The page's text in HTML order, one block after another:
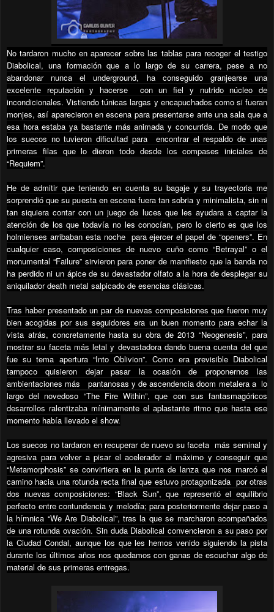
No tardaron mucho en aparecer sobre las tablas para recoger el testigo
Diabolical, una formación que a lo largo de su carrera, pese a no
abandonar nunca el underground, ha conseguido granjearse una
excelente reputación y hacerse
con un fiel y nutrido núcleo de
incondicionales. Vistiendo túnicas largas y encapuchados como si fueran
monjes, así aparecieron en escena para presentarse ante una sala que a
esa hora estaba ya bastante más animada y concurrida. De modo que
los suecos no tuvieron dificultad para
encontrar el respaldo de unas
primeras filas que lo dieron todo desde los compases iniciales de
“Requiem”.
He de admitir que teniendo en cuenta su bagaje y su trayectoria me
sorprendió que su puesta en escena fuera tan sobria y minimalista, sin ni
tan siquiera contar con un juego de luces que les ayudara a captar la
atención de los que todavía no les conocían, pero lo cierto es que los
holmienses arribaban esta noche para ejercer el papel de “openers”. En
cualquier caso, composiciones de nuevo cuño como “Betrayal” o el
monumental “Failure” sirvieron para poner de manifiesto que la banda no
ha perdido ni un ápice de su devastador olfato a la hora de desplegar su
aniquilador death metal salpicado de esencias clásicas.
Tras haber presentado un par de nuevas composiciones que fueron muy
bien acogidas por sus seguidores era un buen momento para echar la
vista atrás, concretamente hasta su obra de 2013 “Neogenesis”, para
mostrar su faceta más letal y devastadora dando buena cuenta del que
fue su tema apertura “Into Oblivion”. Como era previsible Diabolical
tampoco quisieron dejar pasar la ocasión de proponernos las
ambientaciones más
pantanosas y de ascendencia doom metalera a lo
largo del novedoso “The Fire Within”, que con sus fantasmagóricos
desarrollos ralentizaba mínimamente el aplastante ritmo que hasta ese
momento había llevado el show.
Los suecos no tardaron en recuperar de nuevo su faceta más seminal y
agresiva para volver a pisar el acelerador al máximo y conseguir que
“Metamorphosis” se convirtiera en la punta de lanza que nos marcó el
camino hacia una rotunda recta final que estuvo protagonizada por otras
dos nuevas composiciones: “Black Sun”, que representó el equilibrio
perfecto entre contundencia y melodía; para posteriormente dejar paso a
la hímnica “We Are Diabolical”, tras la que se marcharon acompañados
de una rotunda ovación. Sin duda Diabolical convencieron a su paso por
la Ciudad Condal, aunque los que les hemos venido siguiendo la pista
durante los últimos años nos quedamos con ganas de escuchar algo de
material de sus primeras entregas.